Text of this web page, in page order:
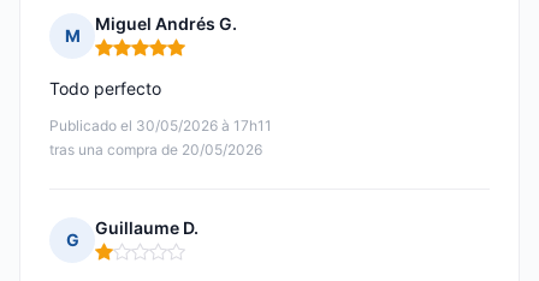
M
Miguel Andrés G.
Nota: 5 de 5
Publicado el 30/05/2026 à 17h11
tras una compra de 20/05/2026
Todo perfecto
G
Guillaume D.
Nota: 1 de 5